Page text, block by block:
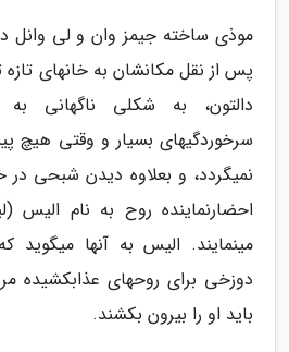
موذی ساخته جیمز وان و لی وانل
پس از نقل مکانشان به خانهای تازه
دالتون، به شکلی ناگهانی
سرخوردگیهای بسیار و وقتی هیچ
نمیگردد، و بعلاوه دیدن شبحی در
احضارنماینده روح به نام الیس
مینمایند. الیس به آنها میگوید
دوزخی برای روحهای عذابکشیده
باید او را بیرون بکشند.